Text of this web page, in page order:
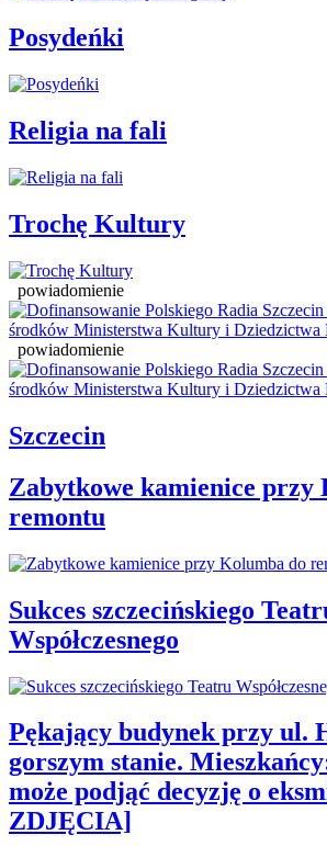
Posydeńki
Religia na fali
Trochę Kultury
powiadomienie
powiadomienie
Szczecin
Zabytkowe kamienice przy
remontu
Sukces szczecińskiego
Współczesnego
Pękający budynek przy ul.
gorszym stanie.
może podjąć decyzję o
ZDJĘCIA]